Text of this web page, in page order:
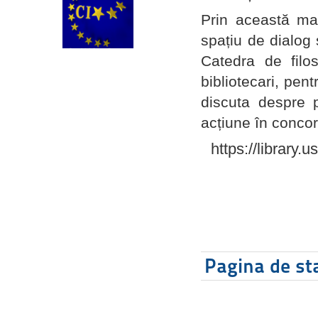
Prin această
spațiu de dialog
Catedra de
bibliotecari,
discuta despre
acțiune în
https://
Pagina de